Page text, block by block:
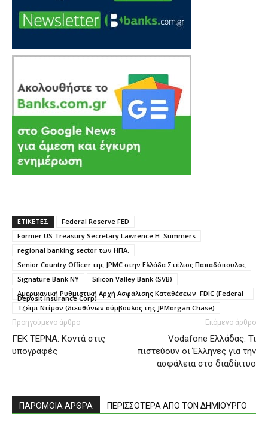
ΕΤΙΚΕΤΕΣ
Federal Reserve FED
Former US Treasury Secretary Lawrence H. Summers
regional banking sector των ΗΠΑ.
Senior Country Officer της JPMC στην Ελλάδα Στέλιος Παπαδόπουλος
Signature Bank NY
Silicon Valley Bank (SVB)
Αμερικανική Ρυθμιστική Αρχή Ασφάλισης Καταθέσεων FDIC (Federal
Deposit Insurance Corp)
Τζέιμι Ντίμον (διευθύνων σύµβουλος της JPMorgan Chase)
Προηγούμενο άρθρο
ΓΕΚ ΤΕΡΝΑ: Κοντά στις
υπογραφές
Επόμενο άρθρο
Vodafone Ελλάδας: Τι
πιστεύουν οι Έλληνες για την
ασφάλεια στο διαδίκτυο
ΠΑΡΟΜΟΙΑ ΑΡΘΡΑ ΠΕΡΙΣΣΟΤΕΡΑ ΑΠΟ ΤΟΝ ΔΗΜΙΟΥΡΓΟ